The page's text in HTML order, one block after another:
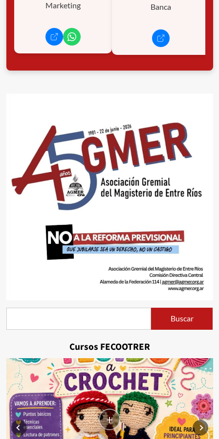
Marketing Banca
Buscar
Cursos FECOOTRER
+